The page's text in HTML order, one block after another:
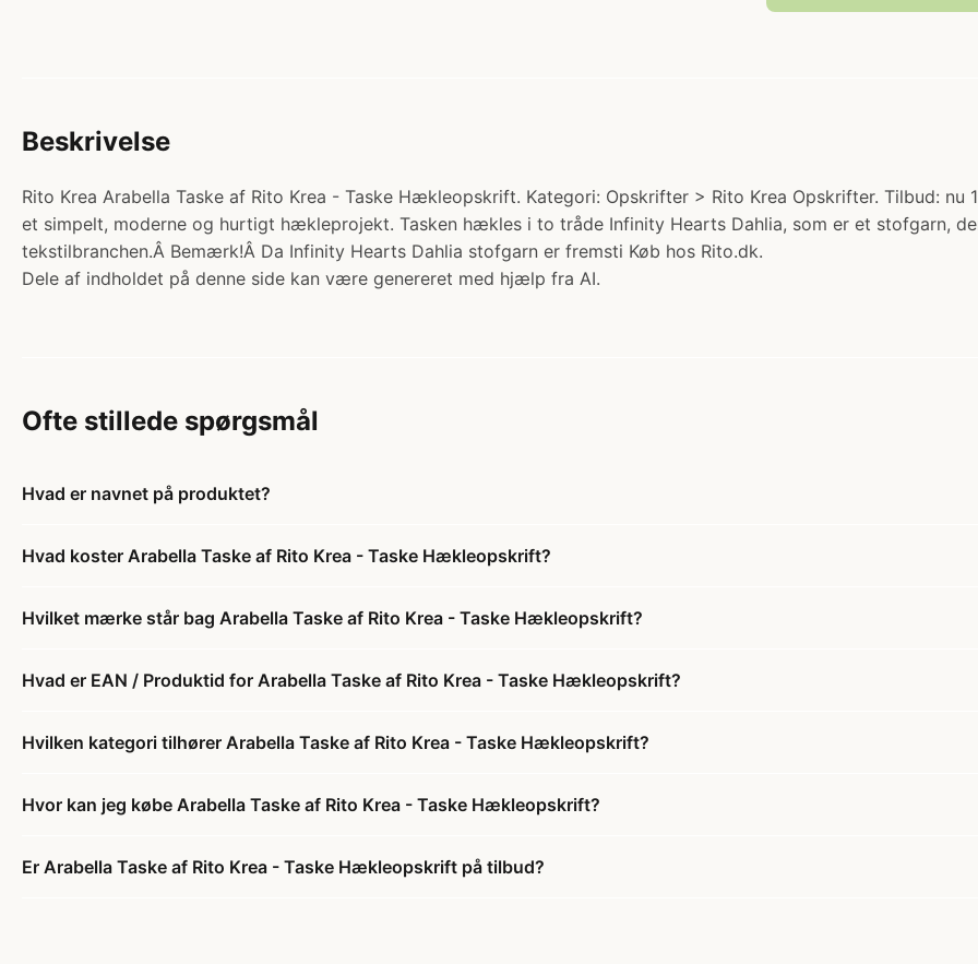
Beskrivelse
Rito Krea Arabella Taske af Rito Krea - Taske Hækleopskrift. Kategori: Opskrifter > Rito Krea Opskrifter. Tilbud: nu
et simpelt, moderne og hurtigt hækleprojekt. Tasken hækles i to tråde Infinity Hearts Dahlia, som er et stofgarn,
tekstilbranchen.Â Bemærk!Â Da Infinity Hearts Dahlia stofgarn er fremsti Køb hos Rito.dk.
Dele af indholdet på denne side kan være genereret med hjælp fra AI.
Ofte stillede spørgsmål
Hvad er navnet på produktet?
Hvad koster Arabella Taske af Rito Krea - Taske Hækleopskrift?
Hvilket mærke står bag Arabella Taske af Rito Krea - Taske Hækleopskrift?
Hvad er EAN / Produktid for Arabella Taske af Rito Krea - Taske Hækleopskrift?
Hvilken kategori tilhører Arabella Taske af Rito Krea - Taske Hækleopskrift?
Hvor kan jeg købe Arabella Taske af Rito Krea - Taske Hækleopskrift?
Er Arabella Taske af Rito Krea - Taske Hækleopskrift på tilbud?